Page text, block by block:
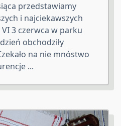
przedstawiamy
i najciekawszych
3 czerwca w parku
obchodziły
na nie mnóstwo
...